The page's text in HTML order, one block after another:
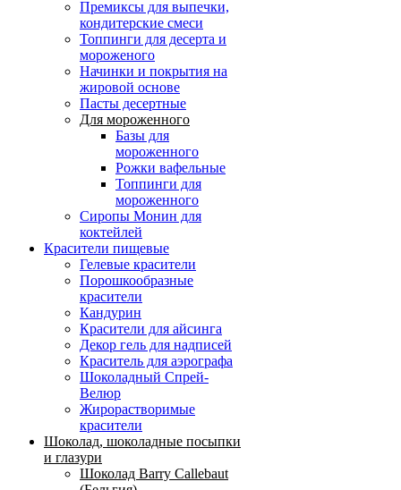
Премиксы для выпечки,
кондитерские смеси
Топпинги для десерта и
мороженого
Начинки и покрытия на
жировой основе
Пасты десертные
Для мороженного
Базы для
мороженного
Рожки вафельные
Топпинги для
мороженного
Сиропы Монин для
коктейлей
Красители пищевые
Гелевые красители
Порошкообразные
красители
Кандурин
Красители для айсинга
Декор гель для надписей
Краситель для аэрографа
Шоколадный Спрей-
Велюр
Жирорастворимые
красители
Шоколад, шоколадные посыпки
и глазури
Шоколад Barry Callebaut